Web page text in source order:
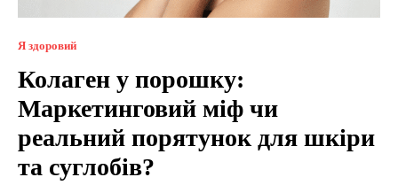
Я здоровий
Колаген у порошку:
Маркетинговий міф чи
реальний порятунок для шкіри
та суглобів?